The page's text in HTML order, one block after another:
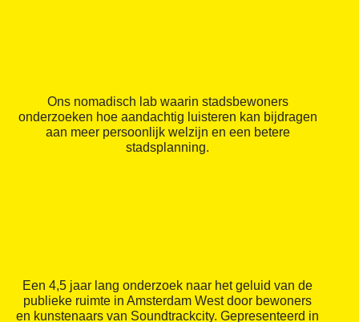
Ons nomadisch lab waarin stadsbewoners
onderzoeken hoe aandachtig luisteren kan bijdragen
aan meer persoonlijk welzijn en een betere
stadsplanning.
Een 4,5 jaar lang onderzoek naar het geluid van de
publieke ruimte in Amsterdam West door bewoners
en kunstenaars van Soundtrackcity. Gepresenteerd in